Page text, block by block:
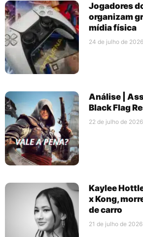
Jogadores
organizam
mídia física
24 de julho de 2026
Análise |
Black Flag
22 de julho de 2026
Kaylee
x Kong,
de carro
21 de julho de 2026